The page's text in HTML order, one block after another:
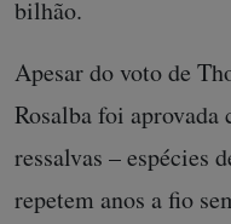
bilhão.
Apesar do voto de
Rosalba foi aprovada
ressalvas – espécies
repetem anos a fio